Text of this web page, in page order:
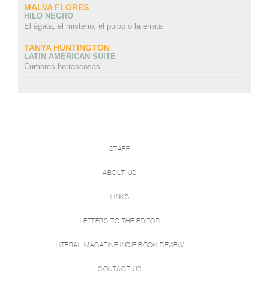
MALVA FLORES
HILO NEGRO
El ágata, el misterio, el pulpo o la errata
TANYA HUNTINGTON
LATIN AMERICAN SUITE
Cumbres borrascosas
STAFF
ABOUT US
LINKS
LETTERS TO THE EDITOR
LITERAL MAGAZINE INDIE BOOK REVIEW
CONTACT US